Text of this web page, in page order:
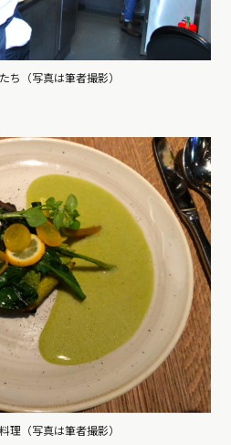
ち（写真は筆者撮影）
理（写真は筆者撮影）